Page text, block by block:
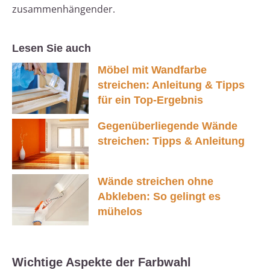
zusammenhängender.
Lesen Sie auch
Möbel mit Wandfarbe
streichen: Anleitung & Tipps
für ein Top-Ergebnis
Gegenüberliegende Wände
streichen: Tipps & Anleitung
Wände streichen ohne
Abkleben: So gelingt es
mühelos
Wichtige Aspekte der Farbwahl